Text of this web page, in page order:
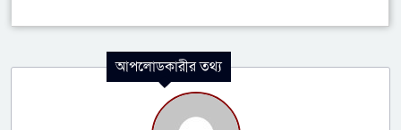
আপলোডকারীর তথ্য